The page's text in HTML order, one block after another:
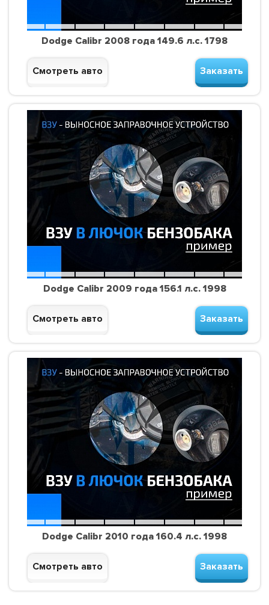
Dodge Calibr 2008 года 149.6 л.с. 1798
Смотреть авто Заказать
Dodge Calibr 2009 года 156.1 л.с. 1998
Смотреть авто Заказать
Dodge Calibr 2010 года 160.4 л.с. 1998
Смотреть авто Заказать